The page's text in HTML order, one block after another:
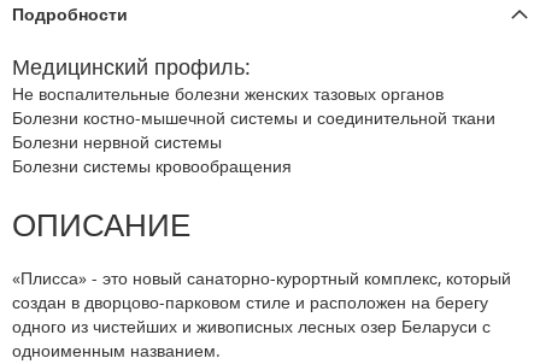
Подробности
Медицинский профиль:
Не воспалительные болезни женских тазовых органов
Болезни костно-мышечной системы и соединительной ткани
Болезни нервной системы
Болезни системы кровообращения
ОПИСАНИЕ
«Плисса» - это новый санаторно-курортный комплекс, который
создан в дворцово-парковом стиле и расположен на берегу
одного из чистейших и живописных лесных озер Беларуси с
одноименным названием.